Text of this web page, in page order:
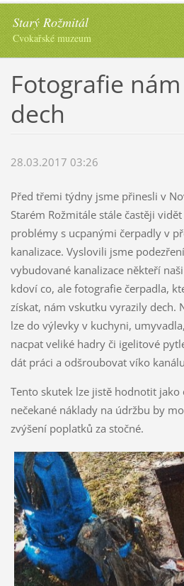
Starý Rožmitál
Cvokařské muzeum
Fotografie
dech
28.03.2017 03:26
Před třemi týdny jsme přinesli v
Starém Rožmitále stále častěji
problémy s ucpanými čerpadly v
kanalizace. Vyslovili jsme
vybudované kanalizace někteří
kdoví co, ale fotografie čerpadla,
získat, nám vskutku vyrazily dech.
lze do výlevky v kuchyni,
nacpat veliké hadry či igelitové
dát práci a odšroubovat víko
Tento skutek lze jistě hodnotit
nečekané náklady na údržbu by
zvýšení poplatků za stočné.